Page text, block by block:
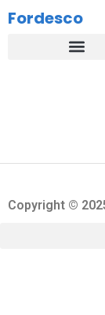
Fordesco
Copyright ©